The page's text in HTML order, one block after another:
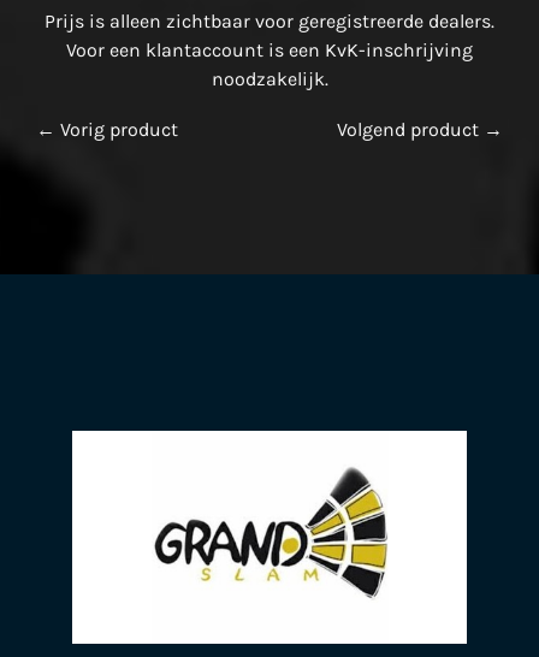
Prijs is alleen zichtbaar voor geregistreerde dealers.
Voor een klantaccount is een KvK-inschrijving
noodzakelijk.
← Vorig product Volgend product →